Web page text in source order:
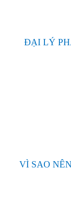
ĐẠI LÝ
VÌ SAO